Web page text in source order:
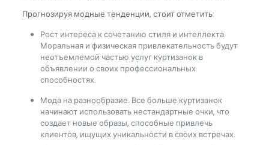
Прогнозируя модные тенденции, стоит отметить:
Рост интереса к сочетанию стиля и интеллекта.
Моральная и физическая привлекательность будут
неотъемлемой частью услуг куртизанок в
объявлении о своих профессиональных
способностях.
Мода на разнообразие. Все больше куртизанок
начинают использовать нестандартные очки, что
создает новые образы, способные привлечь
клиентов, ищущих уникальности в своих встречах.